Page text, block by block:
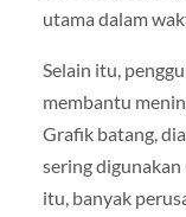
utama dalam
Selain itu,
membantu
Grafik batang,
sering
itu, banyak